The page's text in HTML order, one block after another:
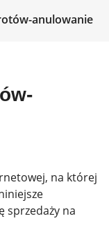
anulowanie
na której
sprzedaży na